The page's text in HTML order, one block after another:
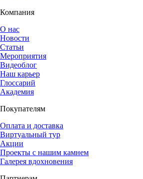
Компания
О нас
Новости
Статьи
Мероприятия
Видеоблог
Наш карьер
Глоссарий
Академия
Покупателям
Оплата и доставка
Виртуальный тур
Акции
Проекты с нашим камнем
Галерея вдохновения